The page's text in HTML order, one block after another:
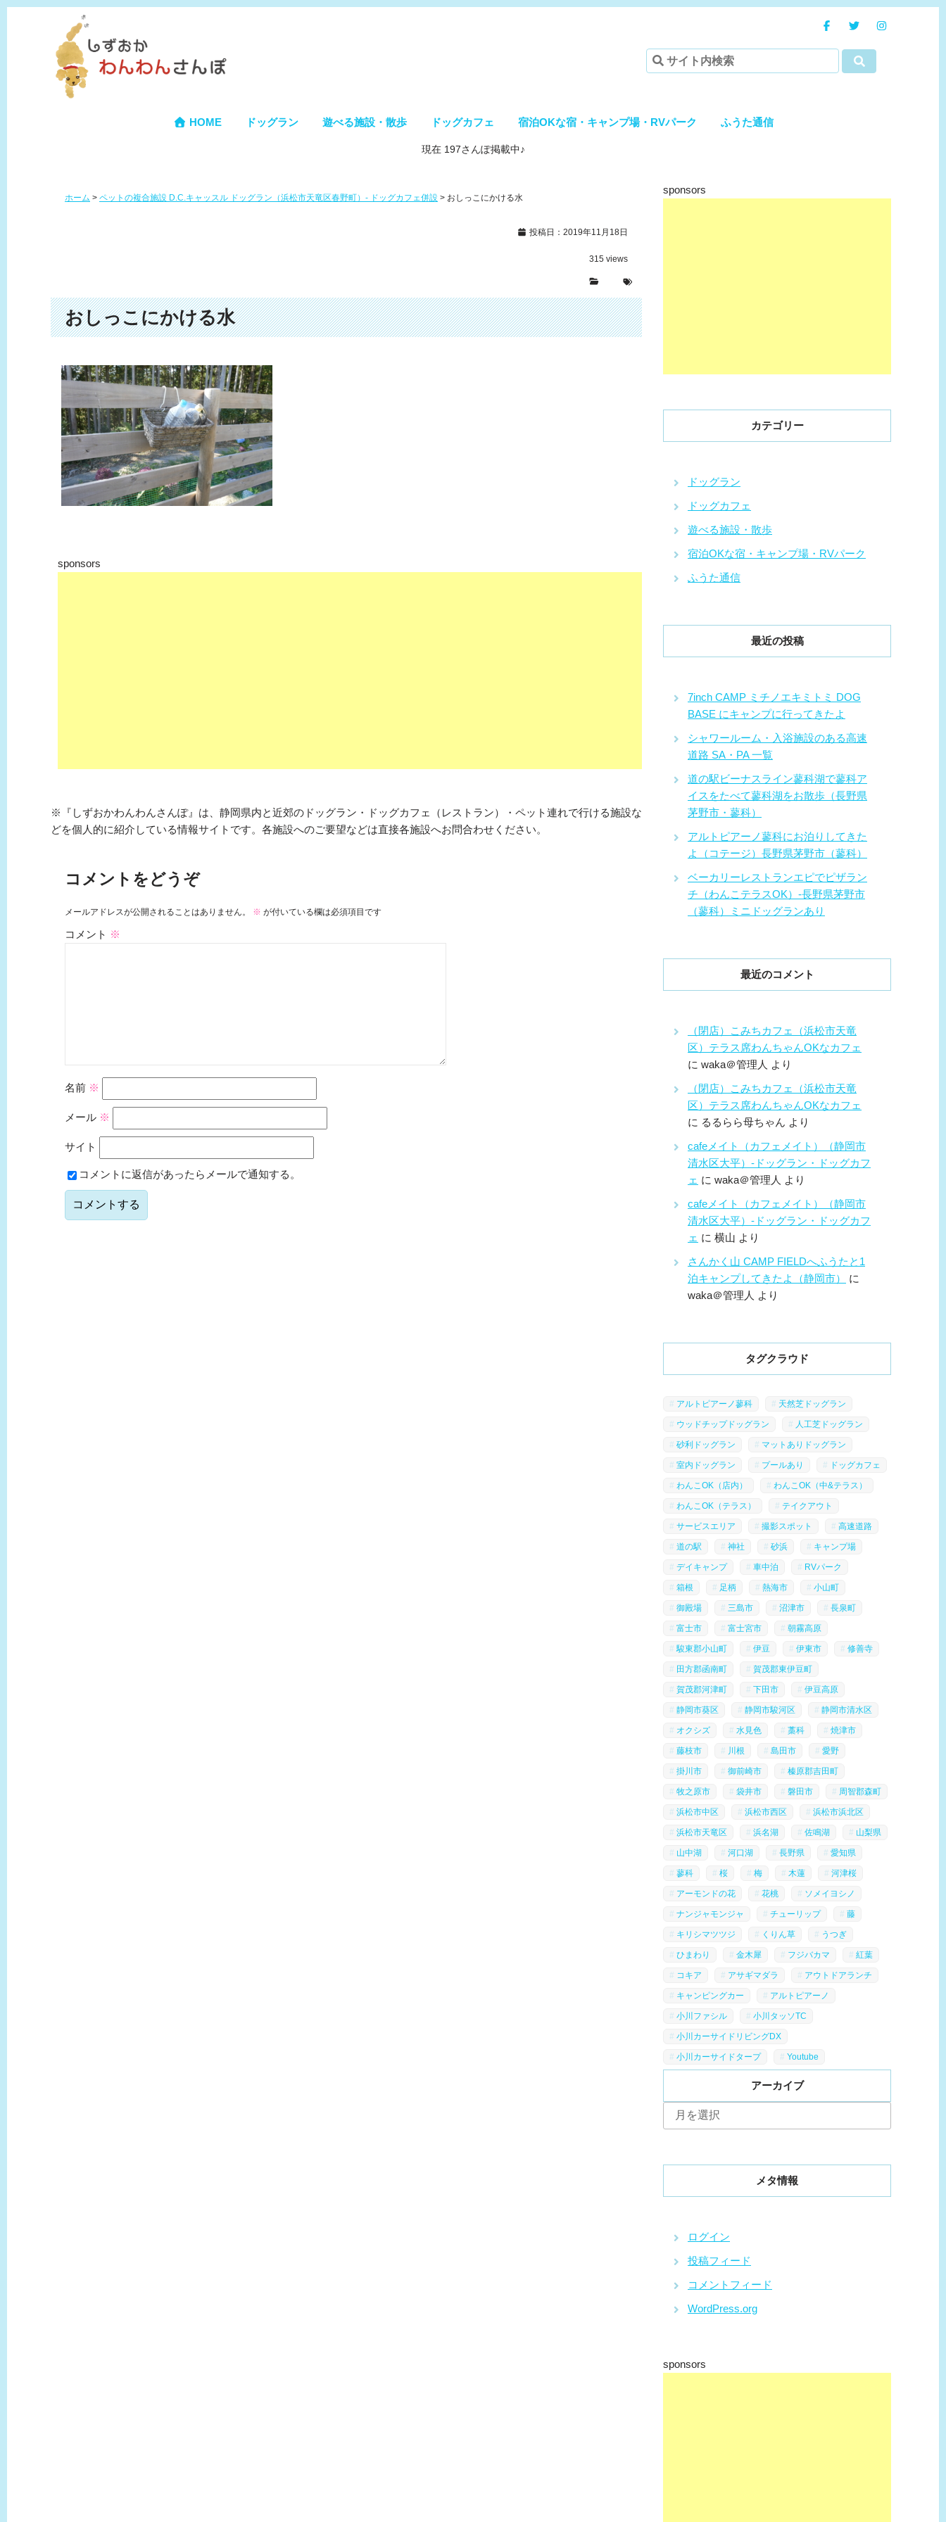
HOME ドッグラン 遊べる施設・散歩 ドッグカフェ 宿泊OKな宿・キャンプ場・RVパーク ふうた通信
現在 197さんぽ掲載中♪
ホーム > ペットの複合施設 D.C.キャッスル ドッグラン（浜松市天竜区春野町）- ドッグカフェ併設 > おしっこにかける水
投稿日：2019年11月18日
315 views
おしっこにかける水
sponsors
※『しずおかわんわんさんぽ』は、静岡県内と近郊のドッグラン・ドッグカフェ（レストラン）・ペット連れで行ける施設な
どを個人的に紹介している情報サイトです。各施設へのご要望などは直接各施設へお問合わせください。
コメントをどうぞ
メールアドレスが公開されることはありません。 ※ が付いている欄は必須項目です
コメント ※
名前 ※
メール ※
サイト
コメントに返信があったらメールで通知する。
sponsors
カテゴリー
ドッグラン
ドッグカフェ
遊べる施設・散歩
宿泊OKな宿・キャンプ場・RVパーク
ふうた通信
最近の投稿
7inch CAMP ミチノエキミトミ DOG
BASE にキャンプに行ってきたよ
シャワールーム・入浴施設のある高速
道路 SA・PA 一覧
道の駅ビーナスライン蓼科湖で蓼科ア
イスをたべて蓼科湖をお散歩（長野県
茅野市・蓼科）
アルトピアーノ蓼科にお泊りしてきた
よ（コテージ）長野県茅野市（蓼科）
ベーカリーレストランエピでピザラン
チ（わんこテラスOK）-長野県茅野市
（蓼科）ミニドッグランあり
最近のコメント
（閉店）こみちカフェ（浜松市天竜
区）テラス席わんちゃんOKなカフェ
に waka＠管理人 より
（閉店）こみちカフェ（浜松市天竜
区）テラス席わんちゃんOKなカフェ
に るるらら母ちゃん より
cafeメイト（カフェメイト）（静岡市
清水区大平）-ドッグラン・ドッグカフ
ェ に waka＠管理人 より
cafeメイト（カフェメイト）（静岡市
清水区大平）-ドッグラン・ドッグカフ
ェ に 横山 より
さんかく山 CAMP FIELDへふうたと1
泊キャンプしてきたよ（静岡市）
に
waka＠管理人 より
タグクラウド
アルトピアーノ蓼科 天然芝ドッグラン
ウッドチップドッグラン 人工芝ドッグラン
砂利ドッグラン マットありドッグラン
室内ドッグラン プールあり ドッグカフェ
わんこOK（店内） わんこOK（中&テラス）
わんこOK（テラス） テイクアウト
サービスエリア 撮影スポット 高速道路
道の駅 神社 砂浜 キャンプ場
デイキャンプ 車中泊 RVパーク
箱根 足柄 熱海市 小山町
御殿場 三島市 沼津市 長泉町
富士市 富士宮市 朝霧高原
駿東郡小山町 伊豆 伊東市 修善寺
田方郡函南町 賀茂郡東伊豆町
賀茂郡河津町 下田市 伊豆高原
静岡市葵区 静岡市駿河区 静岡市清水区
オクシズ 水見色 藁科 焼津市
藤枝市 川根 島田市 愛野
掛川市 御前崎市 榛原郡吉田町
牧之原市 袋井市 磐田市 周智郡森町
浜松市中区 浜松市西区 浜松市浜北区
浜松市天竜区 浜名湖 佐鳴湖 山梨県
山中湖 河口湖 長野県 愛知県
蓼科 桜 梅 木蓮 河津桜
アーモンドの花 花桃 ソメイヨシノ
ナンジャモンジャ チューリップ 藤
キリシマツツジ くりん草 うつぎ
ひまわり 金木犀 フジバカマ 紅葉
コキア アサギマダラ アウトドアランチ
キャンピングカー アルトピアーノ
小川ファシル 小川タッソTC
小川カーサイドリビングDX
小川カーサイドタープ Youtube
アーカイブ
ー
メタ情報
ログイン
投稿フィード
コメントフィード
WordPress.org
sponsors